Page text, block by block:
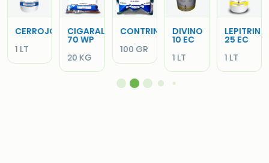
CERROJO
1 LT
CIGARAL
70 WP
20 KG
CONTRINO
100 GR
DIVINO
10 EC
1 LT
LEPITRIN
25 EC
1 LT